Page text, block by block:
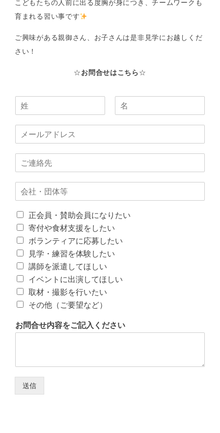
こどもたちの人前に出る度胸が身につき、チームワークも
育まれる習い事です
ご興味がある親御さん、お子さんは是非見学にお越しくだ
さい！
☆お問合せはこちら☆
正会員・賛助会員になりたい
寄付や食材支援をしたい
ボランティアに応募したい
見学・練習を体験したい
講師を派遣してほしい
イベントに出演してほしい
取材・撮影を行いたい
その他（ご要望など）
お問合せ内容をご記入ください
送信